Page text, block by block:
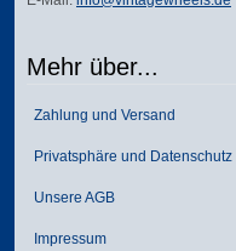
Mehr über...
Zahlung und Versand
Privatsphäre und Datenschutz
Unsere AGB
Impressum